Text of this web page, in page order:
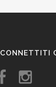
CONNETTITI